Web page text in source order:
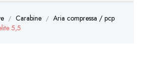
Carabine
Aria compressa / pcp
5,5